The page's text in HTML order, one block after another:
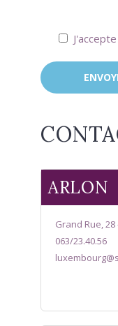
ARLON
Grand Rue, 28
063/23.40.56